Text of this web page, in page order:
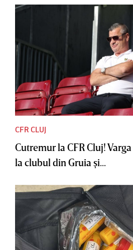
CFR CLUJ
Cutremur la CFR Cluj!
la clubul din Gruia şi...